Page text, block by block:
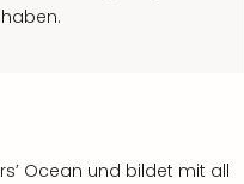
Ocean und bildet mit all